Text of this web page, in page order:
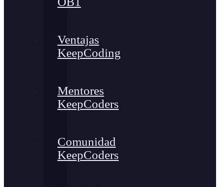
Ventajas
KeepCoding
Mentores
KeepCoders
Comunidad
KeepCoders